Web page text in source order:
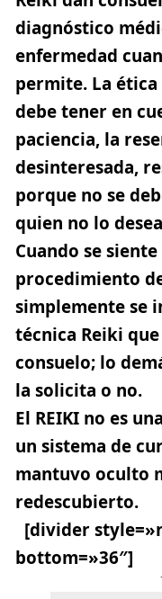
diagnóstico
enfermedad
permite. La
debe tener en
paciencia, la
desinteresada,
porque no se
quien no lo
Cuando se
procedimiento
simplemente se
técnica Reiki
consuelo; lo
la solicita o no.
El REIKI no es
un sistema de
mantuvo oculto
redescubierto.
[divider
bottom=»36″]